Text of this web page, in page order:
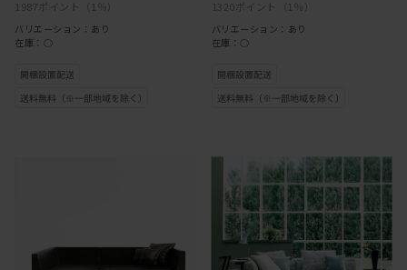
1987ポイント （1％）
バリエーション：あり
在庫：○
1320ポイント （1％）
バリエーション：あり
在庫：○